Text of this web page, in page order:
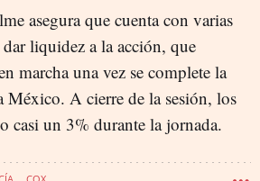
asegura que cuenta con varias
liquidez a la acción, que
marcha una vez se complete la
México. A cierre de la sesión, los
casi un 3% durante la jornada.